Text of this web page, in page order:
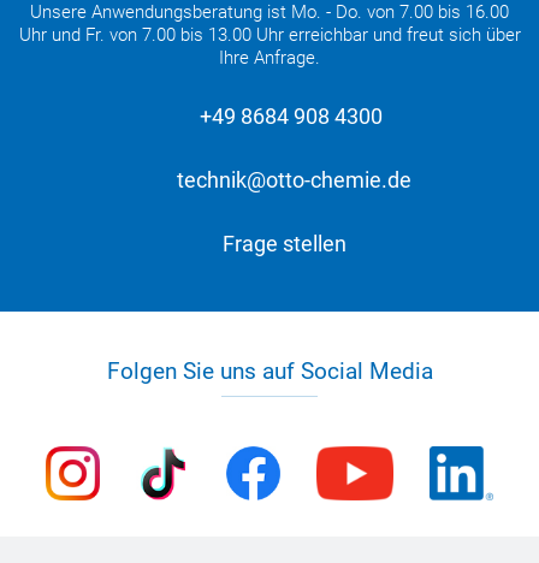
Unsere Anwendungsberatung ist Mo. - Do. von 7.00 bis 16.00
Uhr und Fr. von 7.00 bis 13.00 Uhr erreichbar und freut sich über
Ihre Anfrage.
+49 8684 908 4300
technik@otto-chemie.de
Frage stellen
Folgen Sie uns auf Social Media